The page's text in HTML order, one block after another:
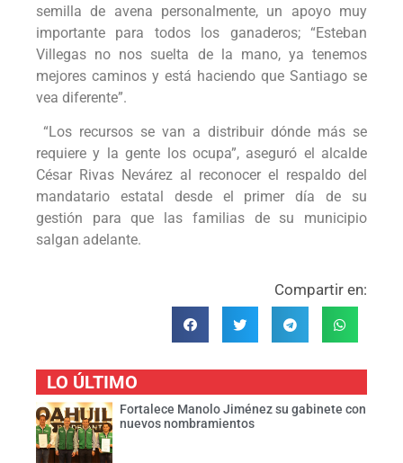
semilla de avena personalmente, un apoyo muy
importante para todos los ganaderos; “Esteban
Villegas no nos suelta de la mano, ya tenemos
mejores caminos y está haciendo que Santiago se
vea diferente”.
“Los recursos se van a distribuir dónde más se
requiere y la gente los ocupa”, aseguró el alcalde
César Rivas Nevárez al reconocer el respaldo del
mandatario estatal desde el primer día de su
gestión para que las familias de su municipio
salgan adelante.
Compartir en:
LO ÚLTIMO
Fortalece Manolo Jiménez su gabinete con
nuevos nombramientos